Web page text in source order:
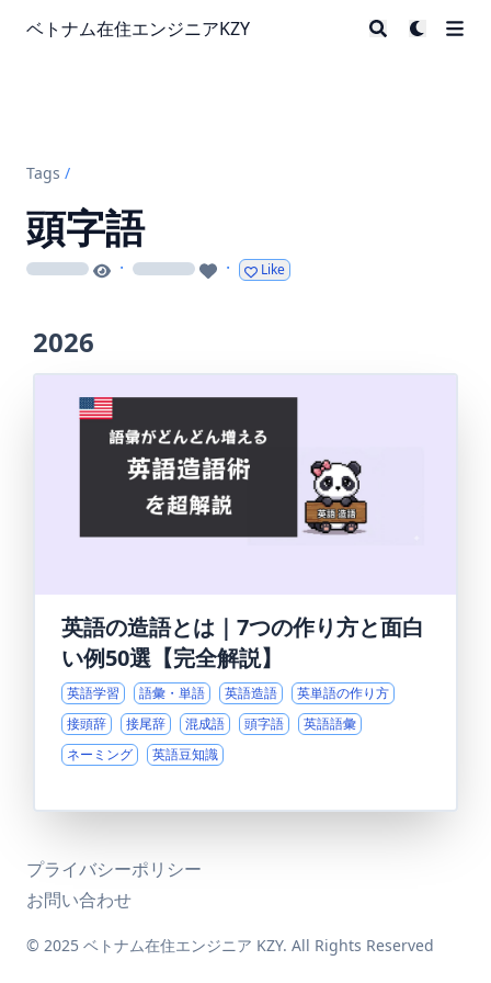
ベトナム在住エンジニアKZY
Tags /
頭字語
loading · loading · Like
2026
英語の造語とは｜7つの作り方と面白
い例50選【完全解説】
英語学習 語彙・単語 英語造語
英単語の作り方
接頭辞
接尾辞 混成語 頭字語
英語語彙
ネーミング
英語豆知識
プライバシーポリシー
お問い合わせ
© 2025 ベトナム在住エンジニア KZY. All Rights Reserved